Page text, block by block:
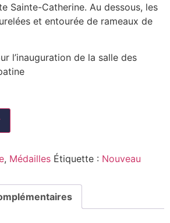
Sainte-Catherine. Au dessous, les
et entourée de rameaux de
l’inauguration de la salle des
, Médailles Étiquette : Nouveau